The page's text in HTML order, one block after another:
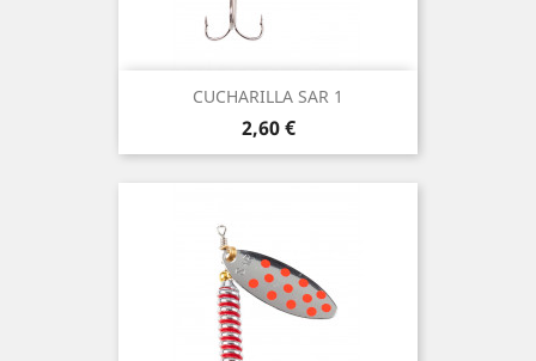
CUCHARILLA SAR 1
Precio
2,60 €